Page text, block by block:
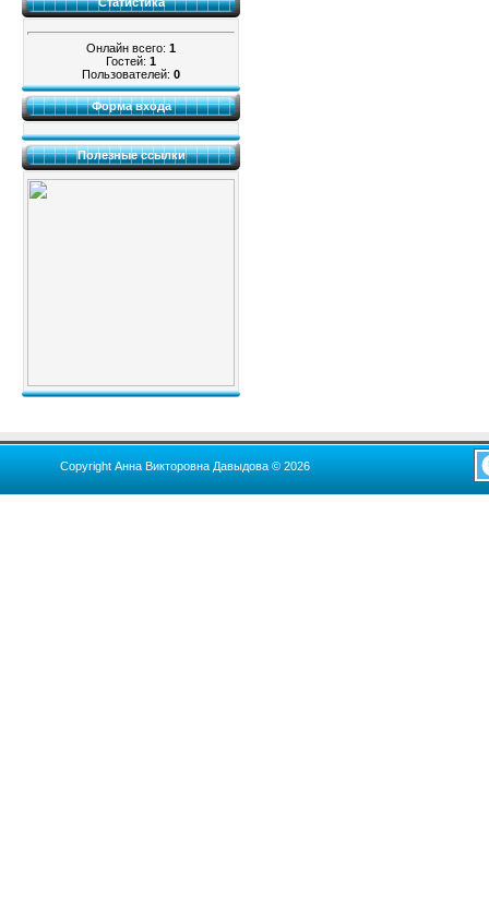
Онлайн всего: 1
Гостей: 1
Пользователей: 0
Форма входа
Полезные ссылки
Copyright Анна Викторовна Давыдова © 2026